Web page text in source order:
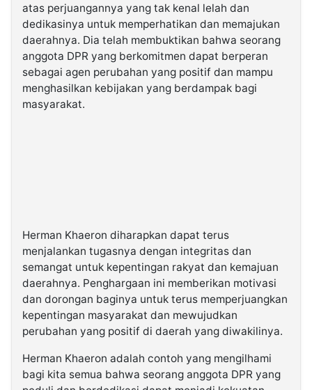
atas perjuangannya yang tak kenal lelah dan
dedikasinya untuk memperhatikan dan memajukan
daerahnya. Dia telah membuktikan bahwa seorang
anggota DPR yang berkomitmen dapat berperan
sebagai agen perubahan yang positif dan mampu
menghasilkan kebijakan yang berdampak bagi
masyarakat.
Herman Khaeron diharapkan dapat terus
menjalankan tugasnya dengan integritas dan
semangat untuk kepentingan rakyat dan kemajuan
daerahnya. Penghargaan ini memberikan motivasi
dan dorongan baginya untuk terus memperjuangkan
kepentingan masyarakat dan mewujudkan
perubahan yang positif di daerah yang diwakilinya.
Herman Khaeron adalah contoh yang mengilhami
bagi kita semua bahwa seorang anggota DPR yang